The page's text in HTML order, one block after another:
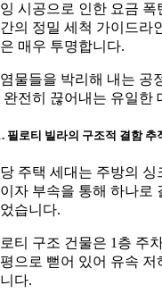
시공으로 인한 요금
의 정밀 세척 가이드라
매우 투명합니다.
물들을 박리해 내는 공
완전히 끊어내는 유일한
필로티 빌라의 구조적 결함
주택 세대는 주방의 싱
자 부속을 통해 하나로
습니다.
티 구조 건물은 1층 주
으로 뻗어 있어 유속
다.